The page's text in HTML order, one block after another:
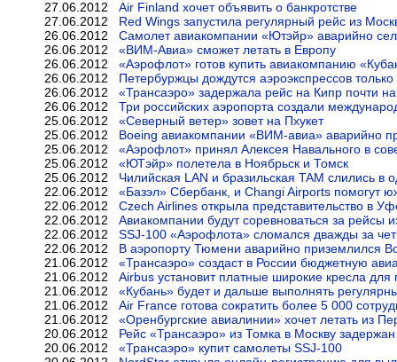
27.06.2012 Air Finland хочет объявить о банкротстве
27.06.2012 Red Wings запустила регулярный рейс из
26.06.2012 Самолет авиакомпании «Ютэйр» аварийно
26.06.2012 «ВИМ-Авиа» сможет летать в Европу
26.06.2012 «Аэрофлот» готов купить авиакомпанию
26.06.2012 Петербуржцы дождутся аэроэкспрессов только
26.06.2012 «Трансаэро» задержала рейс на Кипр почти
26.06.2012 Три российских аэропорта создали
25.06.2012 «Северный ветер» зовет на Пхукет
25.06.2012 Boeing авиакомпании «ВИМ-авиа» аварийно
25.06.2012 «Аэрофлот» принял Алексея Навального в
25.06.2012 «ЮТэйр» полетела в Ноябрьск и Томск
25.06.2012 Чилийская LAN и бразильская TAM слились в
22.06.2012 «Базэл» Сбербанк, и Changi Airports помогут
22.06.2012 Czech Airlines открыла представительство в
22.06.2012 Авиакомпании будут соревноваться за рейсы
22.06.2012 SSJ-100 «Аэрофлота» сломался дважды за
22.06.2012 В аэропорту Тюмени аварийно приземлился
21.06.2012 «Трансаэро» создаст в России бюджетную
21.06.2012 Airbus установит платные широкие кресла
21.06.2012 «Кубань» будет и дальше выполнять
21.06.2012 Air France готова сократить более 5 000
21.06.2012 «Оренбургские авиалинии» хочет летать из
20.06.2012 Рейс «Трансаэро» из Томка в Москву
20.06.2012 «Трансаэро» купит самолеты SSJ-100